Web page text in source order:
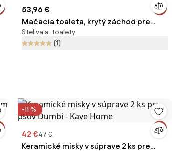
53,96 €
Mačacia toaleta, krytý záchod pre
mačky CAT XXL - béžová
Steliva a toalety
(1)
-11 %
42 €47 €
Keramické misky v súprave 2 ks pre